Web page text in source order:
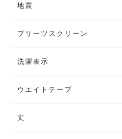
地震
プリーツスクリーン
洗濯表示
ウエイトテープ
丈